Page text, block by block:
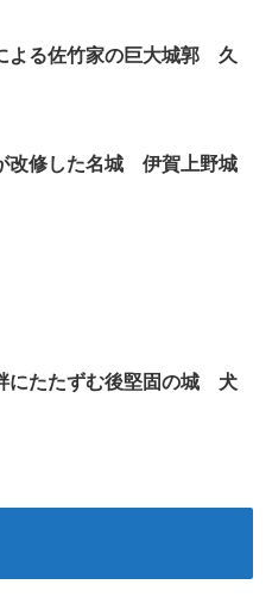
よる佐竹家の巨大城郭 久
改修した名城 伊賀上野城
にたたずむ後堅固の城 犬